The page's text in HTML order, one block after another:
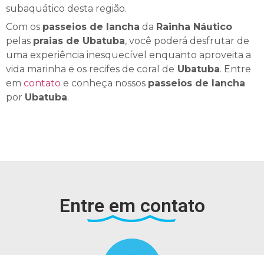
subaquático desta região.
Com os passeios de lancha da Rainha Náutico
pelas praias de Ubatuba, você poderá desfrutar de
uma experiência inesquecível enquanto aproveita a
vida marinha e os recifes de coral de Ubatuba. Entre
em contato e conheça nossos passeios de lancha
por Ubatuba.
Entre em contato